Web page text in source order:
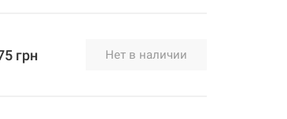
грн Нет в наличии